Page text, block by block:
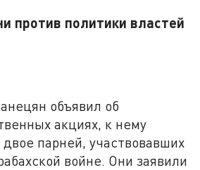
против политики властей
объявил об
акциях, к нему
парней, участвовавших
войне. Они заявили